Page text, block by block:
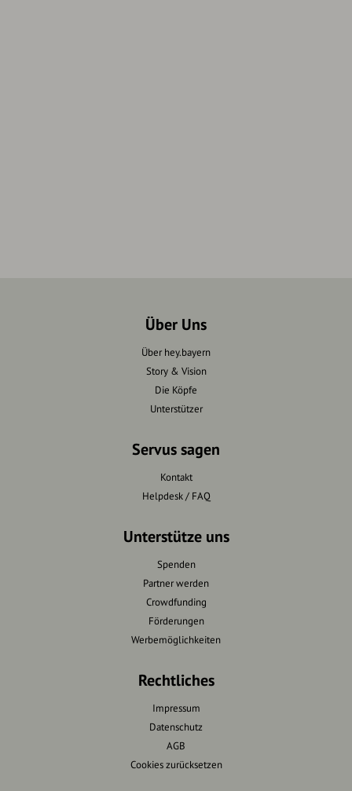
Über Uns
Über hey.bayern
Story & Vision
Die Köpfe
Unterstützer
Servus sagen
Kontakt
Helpdesk / FAQ
Unterstütze uns
Spenden
Partner werden
Crowdfunding
Förderungen
Werbemöglichkeiten
Rechtliches
Impressum
Datenschutz
AGB
Cookies zurücksetzen